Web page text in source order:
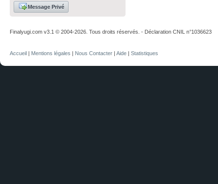
Message Privé
Finalyugi.com v3.1 © 2004-2026. Tous droits réservés. - Déclaration CNIL n°1036623
Accueil | Mentions légales | Nous Contacter | Aide | Statistiques